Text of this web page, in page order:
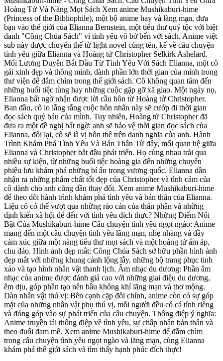
Hoàng Tử Và Nàng Mọt Sách Xem anime Mushikaburi-hime
(Princess of the Bibliophile), một bộ anime hay và lãng mạn, đưa
bạn vào thế giới của Elianna Bernstein, một tiểu thư quý tộc với biệt
danh "Công Chúa Sách" vì tình yêu vô bờ bến với sách. Anime việt
sub này được chuyển thể từ light novel cùng tên, kể về câu chuyện
tình yêu giữa Elianna và Hoàng tử Christopher Selkirk Ashelard.
Mối Lương Duyên Bắt Đầu Từ Tình Yêu Với Sách Elianna, một cô
gái xinh đẹp và thông minh, dành phần lớn thời gian của mình trong
thư viện để đắm chìm trong thế giới sách. Cô không quan tâm đến
những buổi tiệc tùng hay những cuộc gặp gỡ xã giao. Một ngày nọ,
Elianna bất ngờ nhận được lời cầu hôn từ Hoàng tử Christopher.
Ban đầu, cô lo lắng rằng cuộc hôn nhân này sẽ cướp đi thời gian
đọc sách quý báu của mình. Tuy nhiên, Hoàng tử Christopher đã
đưa ra một đề nghị bất ngờ: anh sẽ bảo vệ thời gian đọc sách của
Elianna, đổi lại, cô sẽ là vị hôn thê trên danh nghĩa của anh. Hành
Trình Khám Phá Tình Yêu Và Bản Thân Từ đây, mối quan hệ giữa
Elianna và Christopher bắt đầu phát triển. Họ cùng nhau trải qua
nhiều sự kiện, từ những buổi tiệc hoàng gia đến những chuyến
phiêu lưu khám phá những bí ẩn trong vương quốc. Elianna dần
nhận ra những phẩm chất tốt đẹp của Christopher và tình cảm của
cô dành cho anh cũng dần thay đổi. Xem anime Mushikaburi-hime
để theo dõi hành trình khám phá tình yêu và bản thân của Elianna.
Liệu cô có thể vượt qua những rào cản của thân phận và những
định kiến xã hội để đến với tình yêu đích thực? Những Điểm Nổi
Bật Của Mushikaburi-hime Câu chuyện tình yêu ngọt ngào: Anime
mang đến một câu chuyện tình yêu lãng mạn, nhẹ nhàng và đầy
cảm xúc giữa một nàng tiểu thư mọt sách và một hoàng tử ấm áp,
chu đáo. Hình ảnh đẹp mắt: Công Chúa Sách sở hữu phần hình ảnh
đẹp mắt với những khung cảnh lộng lẫy, những bộ trang phục tinh
xảo và tạo hình nhân vật thanh lịch. Âm nhạc du dương: Phần âm
nhạc của anime được đánh giá cao với những giai điệu du dương,
êm dịu, góp phần tạo nên bầu không khí lãng mạn và thơ mộng.
Dàn nhân vật thú vị: Bên cạnh cặp đôi chính, anime còn có sự góp
mặt của những nhân vật phụ thú vị, mỗi người đều có cá tính riêng
và đóng góp vào sự phát triển của câu chuyện. Thông điệp ý nghĩa:
Anime truyền tải thông điệp về tình yêu, sự chấp nhận bản thân và
theo đuổi đam mê. Xem anime Mushikaburi-hime để đắm chìm
trong câu chuyện tình yêu ngọt ngào và lãng mạn, cùng Elianna
khám phá thế giới sách và tìm thấy hạnh phúc đích thực!